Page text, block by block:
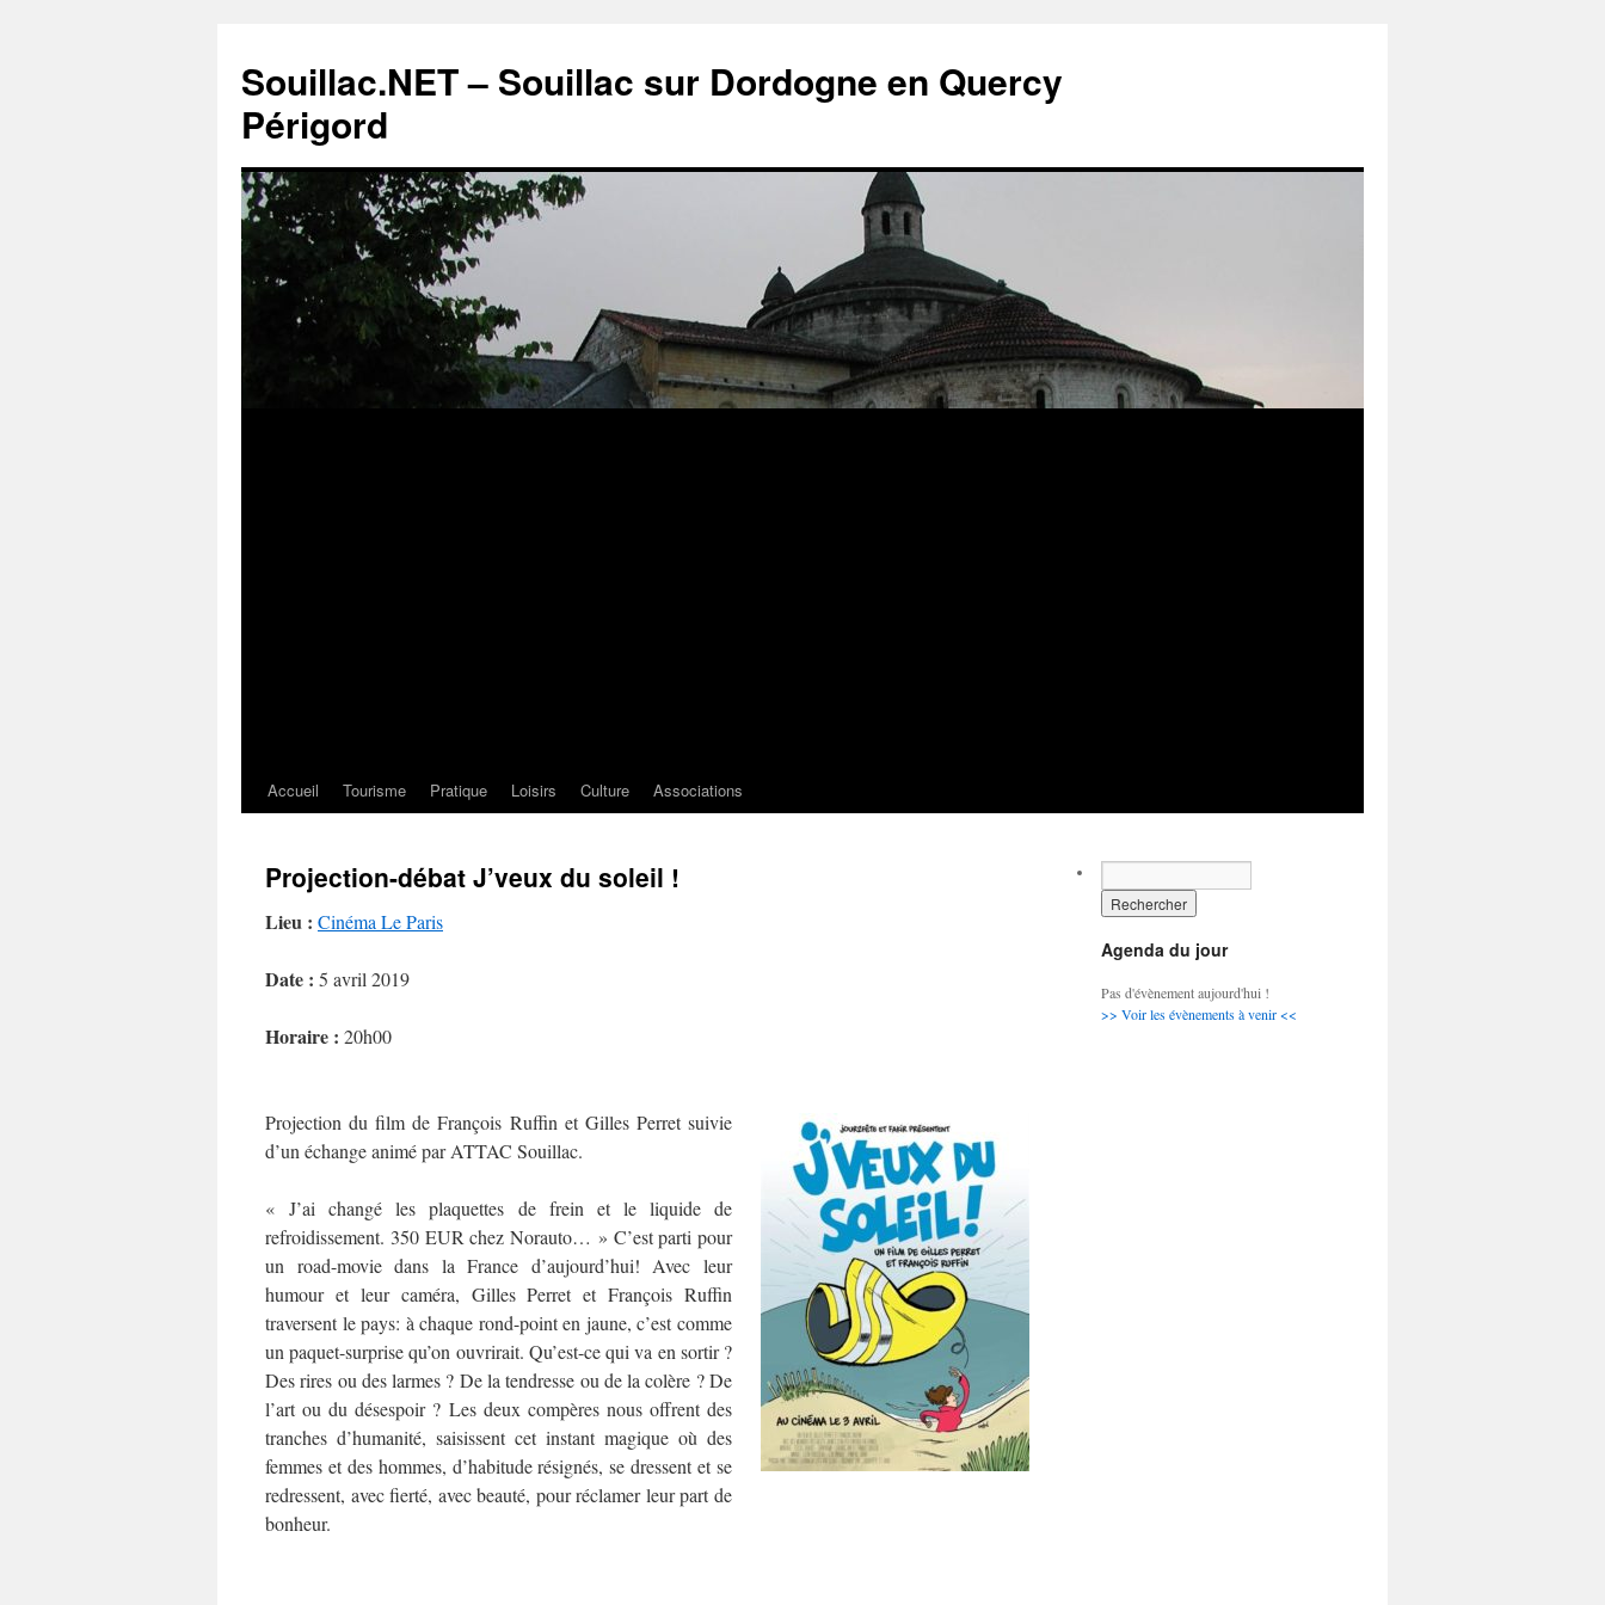
Souillac.NET – Souillac sur Dordogne en Quercy
Périgord
Accueil Tourisme Pratique Loisirs Culture Associations
Projection-débat J’veux du soleil !
Lieu : Cinéma Le Paris
Date : 5 avril 2019
Horaire : 20h00
Projection du film de François Ruffin et Gilles Perret suivie
d’un échange animé par ATTAC Souillac.
« J’ai changé les plaquettes de frein et le liquide de
refroidissement. 350 EUR chez Norauto… » C’est parti pour
un road-movie dans la France d’aujourd’hui! Avec leur
humour et leur caméra, Gilles Perret et François Ruffin
traversent le pays: à chaque rond-point en jaune, c’est comme
un paquet-surprise qu’on ouvrirait. Qu’est-ce qui va en sortir ?
Des rires ou des larmes ? De la tendresse ou de la colère ? De
l’art ou du désespoir ? Les deux compères nous offrent des
tranches d’humanité, saisissent cet instant magique où des
femmes et des hommes, d’habitude résignés, se dressent et se
redressent, avec fierté, avec beauté, pour réclamer leur part de
bonheur.
Agenda du jour
Pas d'évènement aujourd'hui !
>> Voir les évènements à venir <<